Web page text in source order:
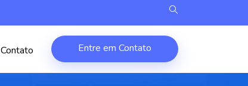
Contato Entre em Contato